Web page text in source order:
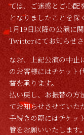
ては、ご迷惑とご心配
となりましたことを深
1月19日以降の公演に
Twitterにてお知らせさ
なお、上記公演の中止
のお客様にはチケット
替を承ります。
払い戻し、お振替の
てお知らせさせていた
手続きの際にはチケッ
管をお願いいたします。